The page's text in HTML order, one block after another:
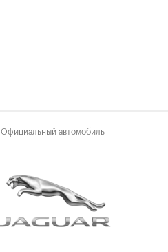
Официальный автомобиль